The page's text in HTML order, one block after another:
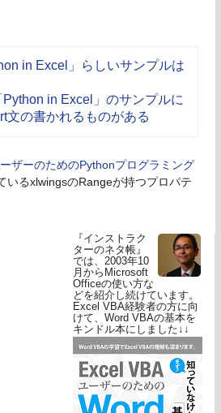
in Excel」らしいサンプルは
in Excel」のサンプルに
文の書かれるものがある
ーザーのためのPythonプログラミング
いるxlwingsのRangeが持つプロパテ
『インストラク
ターのネタ帳』
では、2003年10
月からMicrosoft
Officeの使い方な
どを紹介し続けています。
Excel VBA経験者の方に向
けて、Word VBAの基本を
キンドル本にしました↓↓